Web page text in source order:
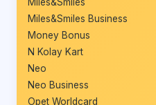
Miles&Smiles
Miles&Smiles Business
Money Bonus
N Kolay Kart
Neo
Neo Business
Opet Worldcard